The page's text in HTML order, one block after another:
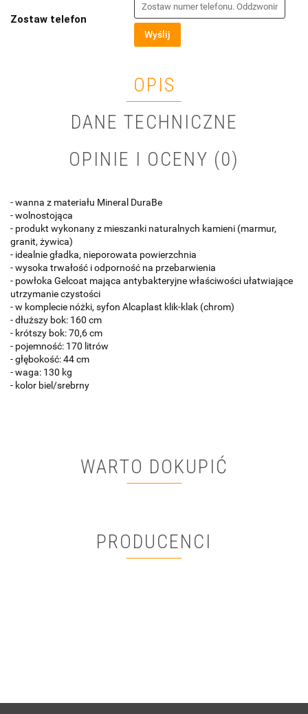
Zostaw telefon
Wyślij
OPIS
DANE TECHNICZNE
OPINIE I OCENY (0)
- wanna z materiału Mineral DuraBe
- wolnostojąca
- produkt wykonany z mieszanki naturalnych kamieni (marmur,
granit, żywica)
- idealnie gładka, nieporowata powierzchnia
- wysoka trwałość i odporność na przebarwienia
- powłoka Gelcoat mająca antybakteryjne właściwości ułatwiające
utrzymanie czystości
- w komplecie nóżki, syfon Alcaplast klik-klak (chrom)
- dłuższy bok: 160 cm
- krótszy bok: 70,6 cm
- pojemność: 170 litrów
- głębokość: 44 cm
- waga: 130 kg
- kolor biel/srebrny
WARTO DOKUPIĆ
PRODUCENCI